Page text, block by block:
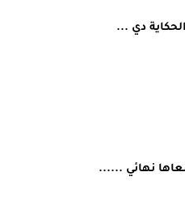
دي ...
نهائي ......